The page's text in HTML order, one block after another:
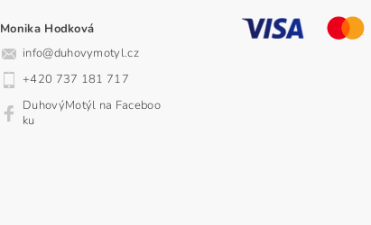
Monika Hodková
info@duhovymotyl.cz
+420 737 181 717
DuhovýMotýl na Faceboo
ku